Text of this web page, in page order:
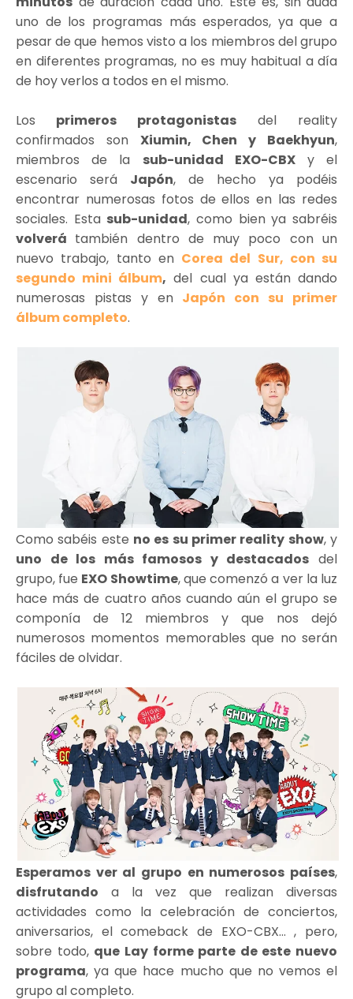
uno de los programas más esperados, ya que a
pesar de que hemos visto a los miembros del grupo
en diferentes programas, no es muy habitual a día
de hoy verlos a todos en el mismo.
Los primeros protagonistas del reality
confirmados son Xiumin, Chen y Baekhyun,
miembros de la sub-unidad EXO-CBXy el
escenario será Japón, de hecho ya podéis
encontrar numerosas fotos de ellos en las redes
sociales. Esta sub-unidad, como bien ya sabréis
volverá también dentro de muy poco con un
nuevo trabajo, tanto en Corea del Sur, con su
segundo mini álbum, del cual ya están dando
numerosas pistas y en Japón con su primer
álbum completo.
Como sabéis este no es su primer reality show, y
uno de los más famosos y destacados del
grupo, fue EXO Showtime, que comenzó a ver la luz
hace más de cuatro años cuando aún el grupo se
componía de 12 miembros y que nos dejó
numerosos momentos memorables que no serán
fáciles de olvidar.
Esperamos ver al grupo en numerosos países,
disfrutando a la vez que realizan diversas
actividades como la celebración de conciertos,
aniversarios, el comeback de EXO-CBX… , pero,
sobre todo, que Lay forme parte de este nuevo
programa, ya que hace mucho que no vemos el
grupo al completo.